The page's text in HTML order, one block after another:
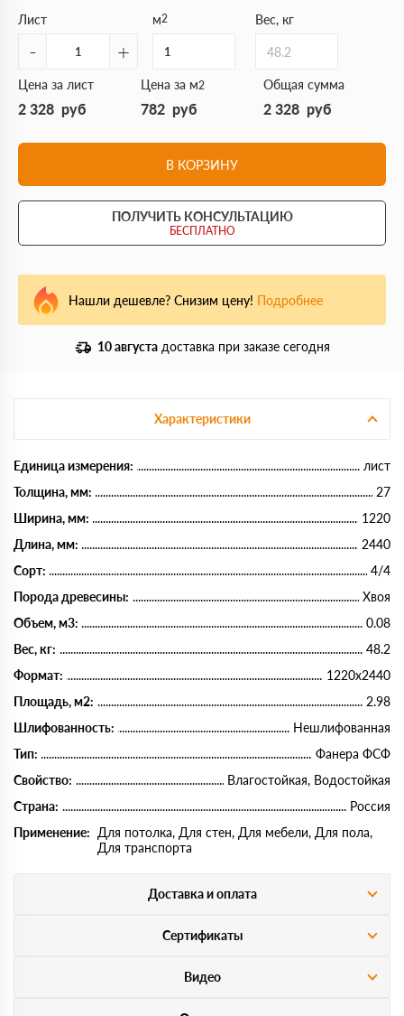
Лист
- +
м2 Вес, кг
48.2
Цена за лист
2 328 руб
Цена за м2
782 руб
Общая сумма
2 328 руб
В КОРЗИНУ
ПОЛУЧИТЬ КОНСУЛЬТАЦИЮ
БЕСПЛАТНО
Нашли дешевле? Снизим цену! Подробнее
10 августа доставка при заказе сегодня
Характеристики
Единица измерения:
лист
Толщина, мм:
27
Ширина, мм:
1220
Длина, мм:
2440
Сорт:
4/4
Порода древесины:
Хвоя
Объем, м3:
0.08
Вес, кг:
48.2
Формат:
1220х2440
Площадь, м2:
2.98
Шлифованность:
Нешлифованная
Тип:
Фанера ФСФ
Свойство:
Влагостойкая, Водостойкая
Страна:
Россия
Применение: Для потолка, Для стен, Для мебели, Для пола,
Для транспорта
Доставка и оплата
Сертификаты
Видео